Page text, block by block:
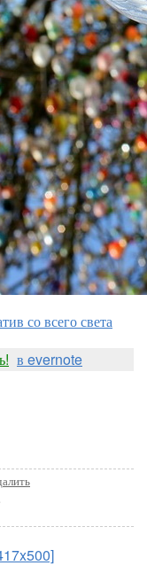
со всего света
в evernote